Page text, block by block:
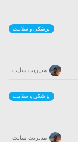
پزشکی و سلامت
مدیریت سایت
پزشکی و سلامت
مدیریت سایت